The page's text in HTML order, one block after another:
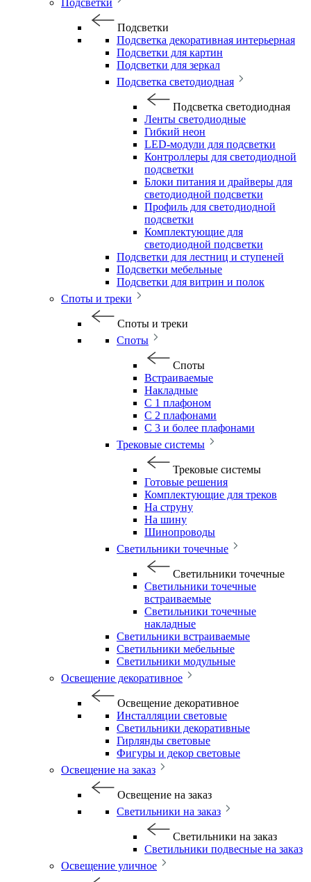
Подсветки
Подсветки
Подсветка декоративная интерьерная
Подсветки для картин
Подсветки для зеркал
Подсветка светодиодная
Подсветка светодиодная
Ленты светодиодные
Гибкий неон
LED-модули для подсветки
Контроллеры для светодиодной
подсветки
Блоки питания и драйверы для
светодиодной подсветки
Профиль для светодиодной
подсветки
Комплектующие для
светодиодной подсветки
Подсветки для лестниц и ступеней
Подсветки мебельные
Подсветки для витрин и полок
Споты и треки
Споты и треки
Споты
Споты
Встраиваемые
Накладные
С 1 плафоном
С 2 плафонами
С 3 и более плафонами
Трековые системы
Трековые системы
Готовые решения
Комплектующие для треков
На струну
На шину
Шинопроводы
Светильники точечные
Светильники точечные
Светильники точечные
встраиваемые
Светильники точечные
накладные
Светильники встраиваемые
Светильники мебельные
Светильники модульные
Освещение декоративное
Освещение декоративное
Инсталляции световые
Светильники декоративные
Гирлянды световые
Фигуры и декор световые
Освещение на заказ
Освещение на заказ
Светильники на заказ
Светильники на заказ
Светильники подвесные на заказ
Освещение уличное